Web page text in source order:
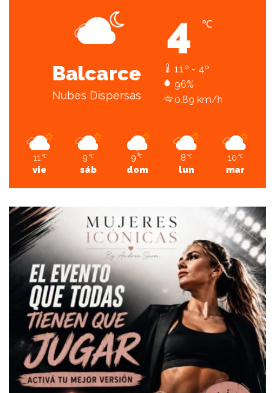
Balcarce
Nubes Dispersas
4 ℃
11º - 4º
96%
0.89 km/h
11 ℃
vie
9 ℃
sáb
9 ℃
dom
8 ℃
lun
10 ℃
mar